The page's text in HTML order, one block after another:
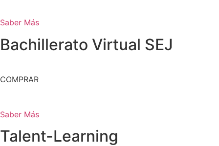
Saber Más
Bachillerato Virtual SEJ
COMPRAR
Saber Más
Talent-Learning